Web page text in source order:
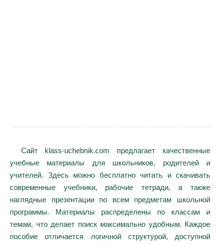
Сайт klass-uchebnik.com предлагает качественные
учебные материалы для школьников, родителей и
учителей. Здесь можно бесплатно читать и скачивать
современные учебники, рабочие тетради, а также
наглядные презентации по всем предметам школьной
программы. Материалы распределены по классам и
темам, что делает поиск максимально удобным. Каждое
пособие отличается логичной структурой, доступной